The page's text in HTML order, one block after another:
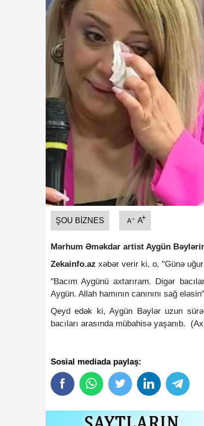
ŞOU BIZNES A- A+
Mərhum Əməkdar artist Aygün
Zekainfo.az xəbər verir ki, o, "Günə
"Bacım Aygünü axtarıram. Digər
Aygün. Allah hamının canınını sağ
Qeyd edək ki, Aygün Bəylər uzun
bacıları arasında mübahisə yaşanıb.
Sosial mediada paylaş: